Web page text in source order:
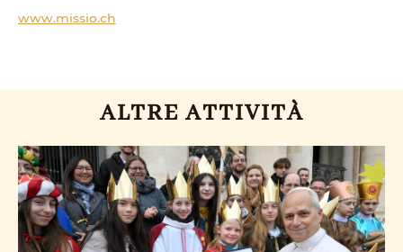
www.missio.ch
ALTRE ATTIVITÀ